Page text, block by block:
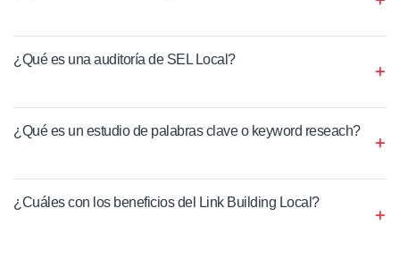
¿Qué es una auditoría de SEL Local?
¿Qué es un estudio de palabras clave o keyword reseach?
¿Cuáles con los beneficios del Link Building Local?